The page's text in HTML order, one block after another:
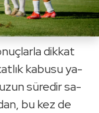
dik­kat
ka­bu­su ya­
uzun sü­re­dir sa­
bu kez de